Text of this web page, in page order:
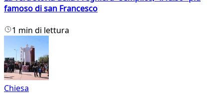
famoso di san Francesco
1 min di lettura
Chiesa